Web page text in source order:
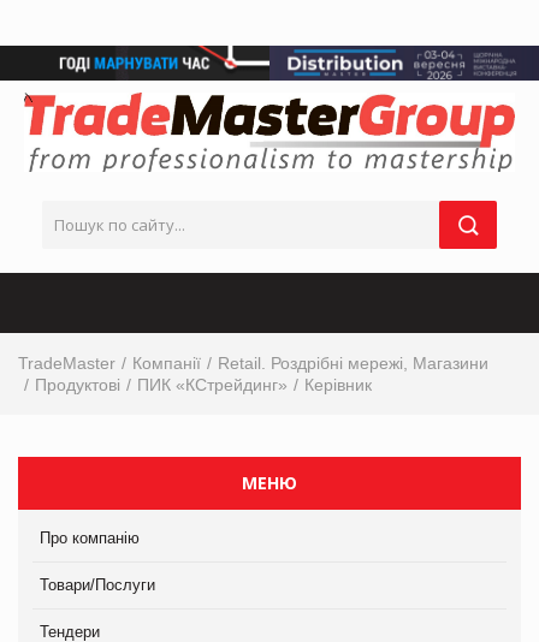
TradeMaster Компанії
Retail. Роздрібні мережі, Магазини
Продуктові
ПИК «КСтрейдинг» Керівник
МЕНЮ
Про компанію
Товари/Послуги
Тендери